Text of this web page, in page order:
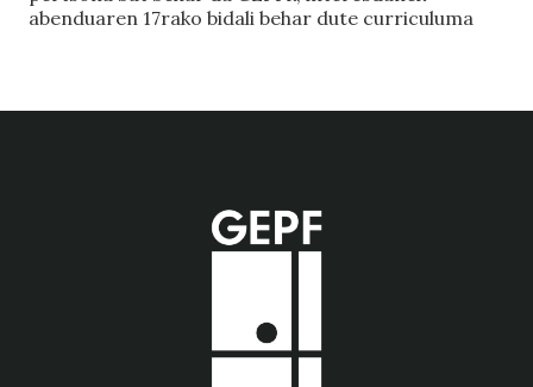
abenduaren 17rako bidali behar dute curriculuma